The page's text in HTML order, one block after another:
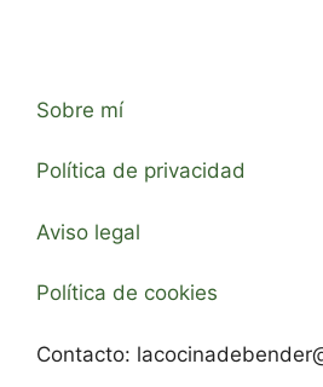
Sobre mí
Política de privacidad
Aviso legal
Política de cookies
Contacto: